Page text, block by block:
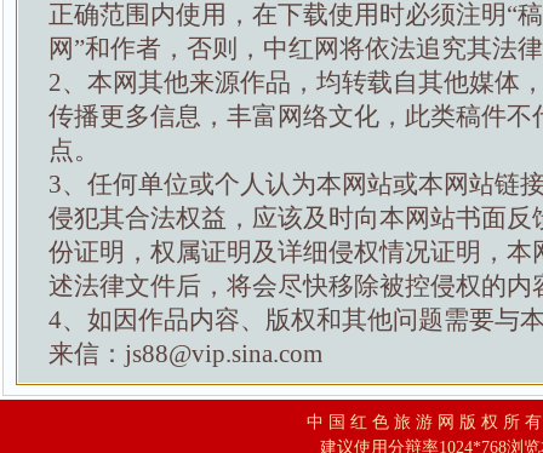
正确范围内使用，在下载使用时必须注明“
网”和作者，否则，中红网将依法追究其法
2、本网其他来源作品，均转载自其他媒体
传播更多信息，丰富网络文化，此类稿件不
点。
3、任何单位或个人认为本网站或本网站链
侵犯其合法权益，应该及时向本网站书面反
份证明，权属证明及详细侵权情况证明，本
述法律文件后，将会尽快移除被控侵权的内
4、如因作品内容、版权和其他问题需要与
来信：js88@vip.sina.com
中 国 红 色 旅 游 网 版 权 所
建议使用分辩率1024*768浏